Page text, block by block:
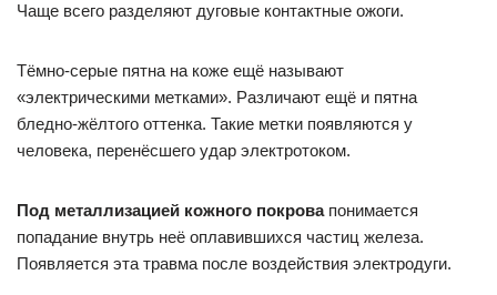
Чаще всего разделяют дуговые контактные ожоги.
Тёмно-серые пятна на коже ещё называют
«электрическими метками». Различают ещё и пятна
бледно-жёлтого оттенка. Такие метки появляются у
человека, перенёсшего удар электротоком.
Под металлизацией кожного покровапонимается
попадание внутрь неё оплавившихся частиц железа.
Появляется эта травма после воздействия электродуги.